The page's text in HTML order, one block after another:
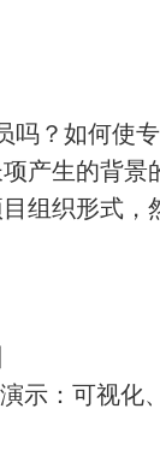
吗？如何使
产生的背景
组织形式
示：可视化